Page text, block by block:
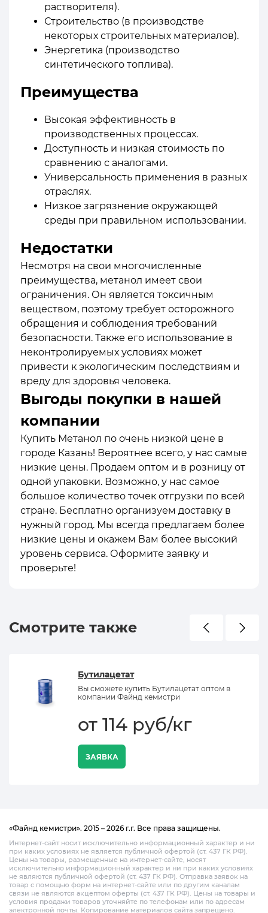
растворителя).
Строительство (в производстве
некоторых строительных материалов).
Энергетика (производство
синтетического топлива).
Преимущества
Высокая эффективность в
производственных процессах.
Доступность и низкая стоимость по
сравнению с аналогами.
Универсальность применения в разных
отраслях.
Низкое загрязнение окружающей
среды при правильном использовании.
Недостатки
Несмотря на свои многочисленные
преимущества, метанол имеет свои
ограничения. Он является токсичным
веществом, поэтому требует осторожного
обращения и соблюдения требований
безопасности. Также его использование в
неконтролируемых условиях может
привести к экологическим последствиям и
вреду для здоровья человека.
Выгоды покупки в нашей
компании
Купить Метанол по очень низкой цене в
городе Казань! Вероятнее всего, у нас самые
низкие цены. Продаем оптом и в розницу от
одной упаковки. Возможно, у нас самое
большое количество точек отгрузки по всей
стране. Бесплатно организуем доставку в
нужный город. Мы всегда предлагаем более
низкие цены и окажем Вам более высокий
уровень сервиса. Оформите заявку и
проверьте!
Смотрите также
Бутилацетат
Вы сможете купить Бутилацетат оптом в
компании Файнд кемистри
от 114 руб/кг
ЗАЯВКА
«Файнд кемистри». 2015 – 2026 г.г. Все права защищены.
Интернет-сайт носит исключительно информационный характер и ни
при каких условиях не является публичной офертой (ст. 437 ГК РФ).
Цены на товары, размещенные на интернет-сайте, носят
исключительно информационный характер и ни при каких условиях
не являются публичной офертой (ст. 437 ГК РФ). Отправка заявок на
товар с помощью форм на интернет-сайте или по другим каналам
связи не являются акцептом оферты (ст. 437 ГК РФ). Цены на товары и
условия продажи товаров уточняйте по телефонам или по адресам
электронной почты. Копирование материалов сайта запрещено.